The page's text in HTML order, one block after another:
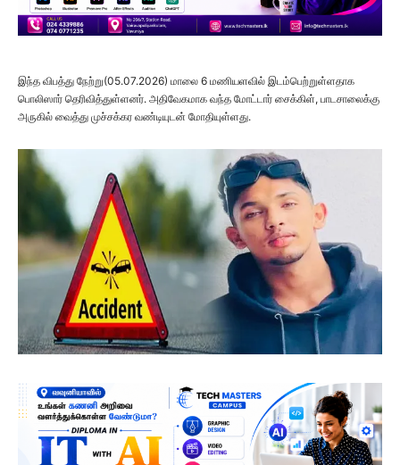
இந்த விபத்து நேற்று(05.07.2026) மாலை 6 மணியளவில் இடம்பெற்றுள்ளதாக
பொலிஸார் தெரிவித்துள்ளனர். அதிவேகமாக வந்த மோட்டார் சைக்கிள், பாடசாலைக்கு
அருகில் வைத்து முச்சக்கர வண்டியுடன் மோதியுள்ளது.